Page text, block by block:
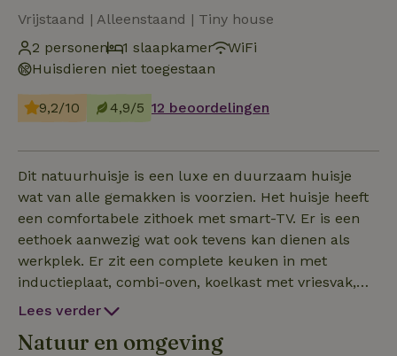
Vrijstaand | Alleenstaand | Tiny house
2 personen
1 slaapkamer
WiFi
Huisdieren niet toegestaan
9,2/10 4,9/5 12 beoordelingen
Dit natuurhuisje is een luxe en duurzaam huisje
wat van alle gemakken is voorzien. Het huisje heeft
een comfortabele zithoek met smart-TV. Er is een
eethoek aanwezig wat ook tevens kan dienen als
werkplek. Er zit een complete keuken in met
inductieplaat, combi-oven, koelkast met vriesvak,
waterkoker en Nespresso-apparaat. De badkamer is
wordt verwarmd en gekoeld door een airco-systeem
Lees verder
Natuur en omgeving